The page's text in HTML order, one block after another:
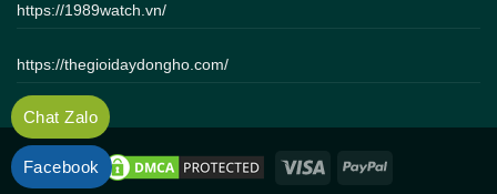
https://1989watch.vn/
https://thegioidaydongho.com/
Chat Zalo
Facebook